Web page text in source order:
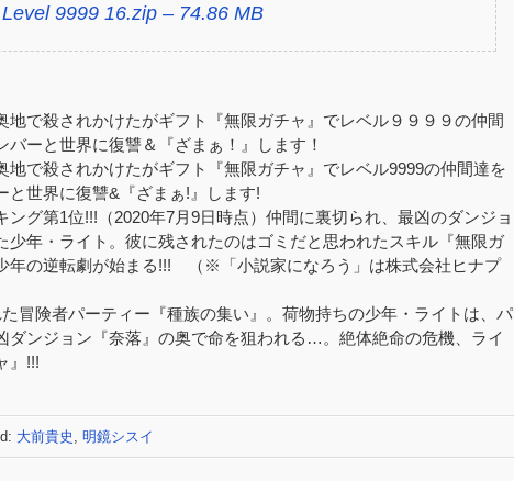
9999 16.zip – 74.86 MB
地で殺されかけたがギフト『無限ガチャ』でレベル９９９９の仲間
ーと世界に復讐＆『ざまぁ！』します！
地で殺されかけたがギフト『無限ガチャ』でレベル9999の仲間達を
と世界に復讐&『ざまぁ!』します!
ング第1位!!!（2020年7月9日時点）仲間に裏切られ、最凶のダンジョ
少年・ライト。彼に残されたのはゴミだと思われたスキル『無限ガ
の逆転劇が始まる!!! （※「小説家になろう」は株式会社ヒナプ
冒険者パーティー『種族の集い』。荷物持ちの少年・ライトは、パ
ダンジョン『奈落』の奥で命を狙われる…。絶体絶命の危機、ライ
』!!!
大前貴史 明鏡シスイ